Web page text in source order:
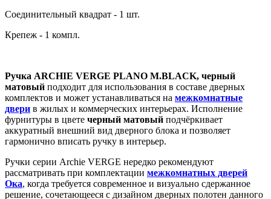
Соединительный квадрат - 1 шт.
Крепеж - 1 компл.
Ручка ARCHIE VERGE PLANO M.BLACK, черный
матовый подходит для использования в составе дверных
комплектов и может устанавливаться на межкомнатные
двери в жилых и коммерческих интерьерах. Исполнение
фурнитуры в цвете черный матовый подчёркивает
аккуратный внешний вид дверного блока и позволяет
гармонично вписать ручку в интерьер.
Ручки серии Archie VERGE нередко рекомендуют
рассматривать при комплектации межкомнатных дверей
Ока, когда требуется современное и визуально сдержанное
решение, сочетающееся с дизайном дверных полотен данного